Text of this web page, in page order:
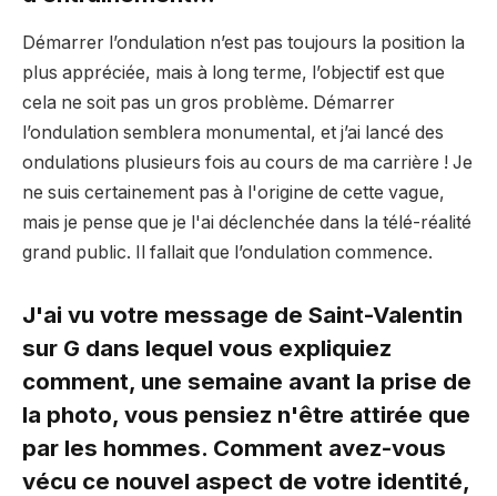
Démarrer l’ondulation n’est pas toujours la position la
plus appréciée, mais à long terme, l’objectif est que
cela ne soit pas un gros problème. Démarrer
l’ondulation semblera monumental, et j’ai lancé des
ondulations plusieurs fois au cours de ma carrière ! Je
ne suis certainement pas à l'origine de cette vague,
mais je pense que je l'ai déclenchée dans la télé-réalité
grand public. Il fallait que l’ondulation commence.
J'ai vu votre message de Saint-Valentin
sur G dans lequel vous expliquiez
comment, une semaine avant la prise de
la photo, vous pensiez n'être attirée que
par les hommes. Comment avez-vous
vécu ce nouvel aspect de votre identité,